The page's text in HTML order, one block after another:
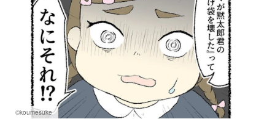
©koumesuke